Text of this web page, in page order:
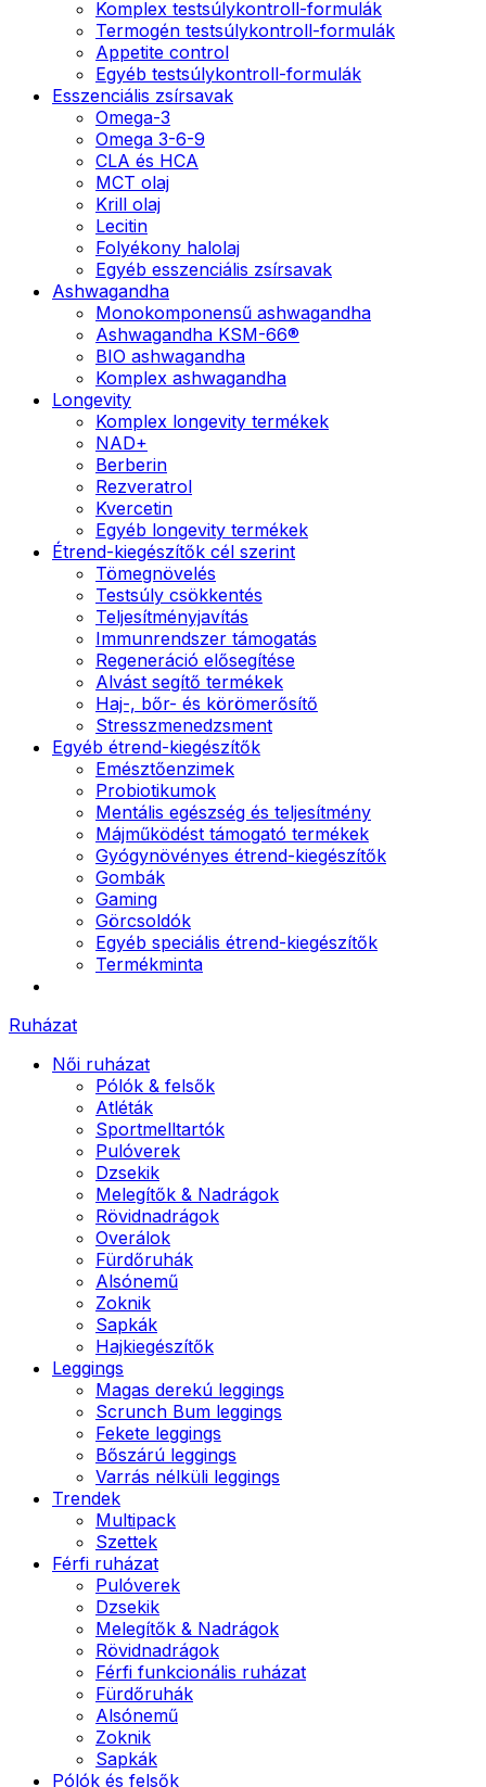
Komplex testsúlykontroll-formulák
Termogén testsúlykontroll-formulák
Appetite control
Egyéb testsúlykontroll-formulák
Esszenciális zsírsavak
Omega-3
Omega 3-6-9
CLA és HCA
MCT olaj
Krill olaj
Lecitin
Folyékony halolaj
Egyéb esszenciális zsírsavak
Ashwagandha
Monokomponensű ashwagandha
Ashwagandha KSM-66®
BIO ashwagandha
Komplex ashwagandha
Longevity
Komplex longevity termékek
NAD+
Berberin
Rezveratrol
Kvercetin
Egyéb longevity termékek
Étrend-kiegészítők cél szerint
Tömegnövelés
Testsúly csökkentés
Teljesítményjavítás
Immunrendszer támogatás
Regeneráció elősegítése
Alvást segítő termékek
Haj-, bőr- és körömerősítő
Stresszmenedzsment
Egyéb étrend-kiegészítők
Emésztőenzimek
Probiotikumok
Mentális egészség és teljesítmény
Májműködést támogató termékek
Gyógynövényes étrend-kiegészítők
Gombák
Gaming
Görcsoldók
Egyéb speciális étrend-kiegészítők
Termékminta
Ruházat
Női ruházat
Pólók & felsők
Atléták
Sportmelltartók
Pulóverek
Dzsekik
Melegítők & Nadrágok
Rövidnadrágok
Overálok
Fürdőruhák
Alsónemű
Zoknik
Sapkák
Hajkiegészítők
Leggings
Magas derekú leggings
Scrunch Bum leggings
Fekete leggings
Bőszárú leggings
Varrás nélküli leggings
Trendek
Multipack
Szettek
Férfi ruházat
Pulóverek
Dzsekik
Melegítők & Nadrágok
Rövidnadrágok
Férfi funkcionális ruházat
Fürdőruhák
Alsónemű
Zoknik
Sapkák
Pólók és felsők